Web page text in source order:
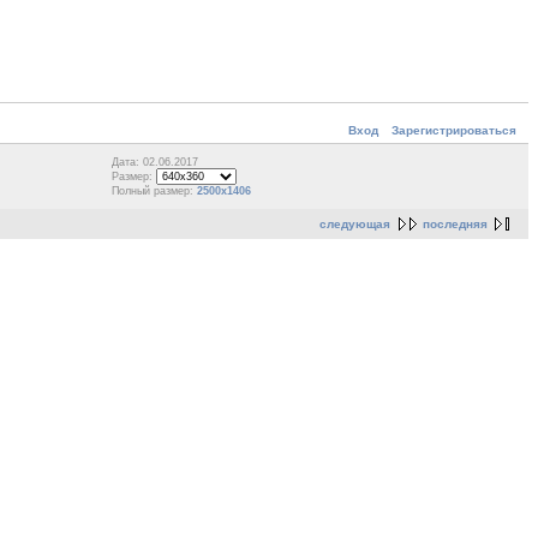
Вход
Зарегистрироваться
Дата: 02.06.2017
Размер:
Полный размер: 2500x1406
следующая последняя